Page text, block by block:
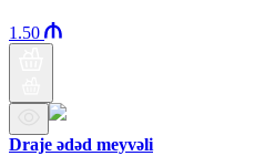
1.50
Draje ədəd meyvəli